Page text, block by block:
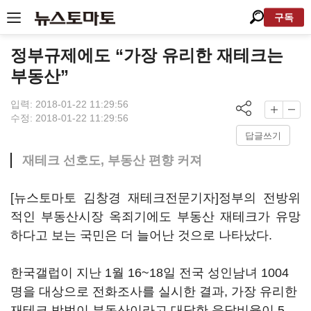
구독
정부규제에도 “가장 유리한 재테크는
부동산”
입력: 2018-01-22 11:29:56
수정: 2018-01-22 11:29:56
답글쓰기
재테크 선호도, 부동산 편향 커져
[뉴스토마토 김창경 재테크전문기자]정부의 전방위
적인 부동산시장 옥죄기에도 부동산 재테크가 유망
하다고 보는 국민은 더 늘어난 것으로 나타났다.
한국갤럽이 지난 1월 16~18일 전국 성인남녀 1004
명을 대상으로 전화조사를 실시한 결과, 가장 유리한